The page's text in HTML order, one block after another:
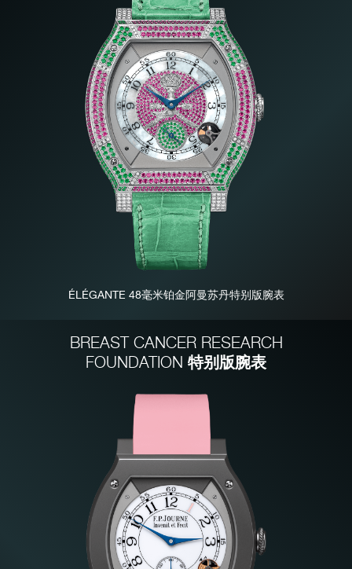
ÉLÉGANTE 48毫米铂金阿曼苏丹特别版腕表
BREAST CANCER RESEARCH
FOUNDATION 特别版腕表
伪冒品
伪冒品
伪冒品